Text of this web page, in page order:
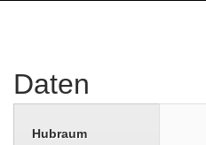
Daten
Hubraum